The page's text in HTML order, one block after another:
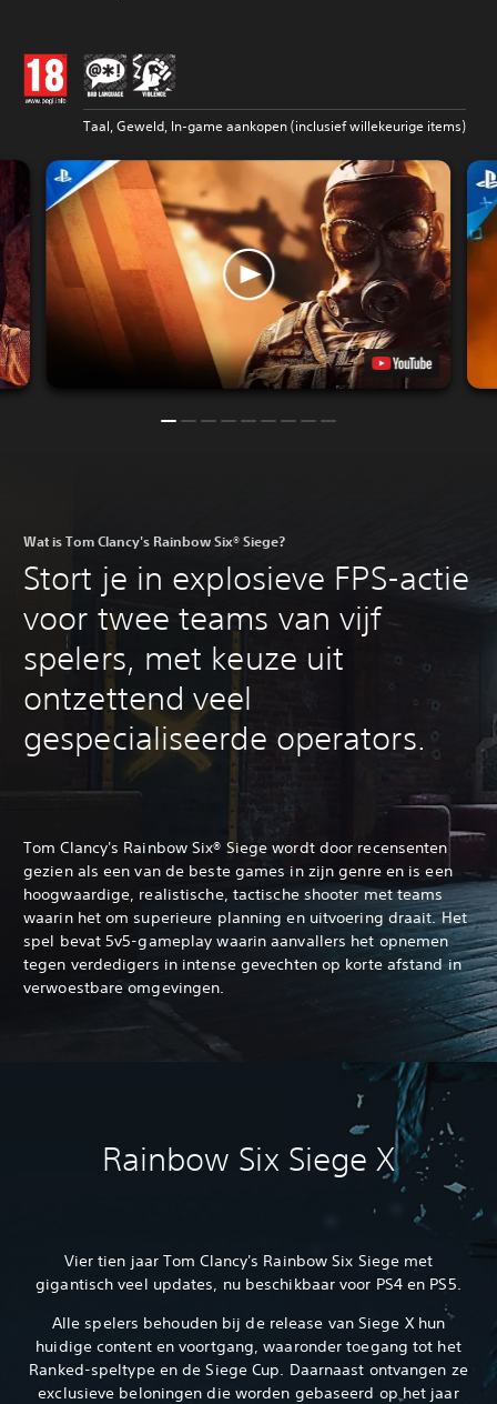
Taal, Geweld, In-game aankopen (inclusief willekeurige items)
Wat is Tom Clancy's Rainbow Six® Siege?
Stort je in explosieve FPS-actie
voor twee teams van vijf
spelers, met keuze uit
ontzettend veel
gespecialiseerde operators.
Tom Clancy's Rainbow Six® Siege wordt door recensenten
gezien als een van de beste games in zijn genre en is een
hoogwaardige, realistische, tactische shooter met teams
waarin het om superieure planning en uitvoering draait. Het
spel bevat 5v5-gameplay waarin aanvallers het opnemen
tegen verdedigers in intense gevechten op korte afstand in
verwoestbare omgevingen.
Rainbow Six Siege X
Vier tien jaar Tom Clancy's Rainbow Six Siege met
gigantisch veel updates, nu beschikbaar voor PS4 en PS5.‎
Alle spelers behouden bij de release van Siege X hun
huidige content en voortgang, waaronder toegang tot het
Ranked-speltype en de Siege Cup. Daarnaast ontvangen ze
exclusieve beloningen die worden gebaseerd op het jaar